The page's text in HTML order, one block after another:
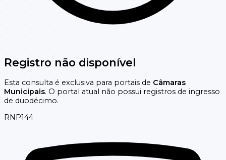
Registro não disponível
Esta consulta é exclusiva para portais de Câmaras
Municipais. O portal atual não possui registros de ingresso
de duodécimo.
RNP144